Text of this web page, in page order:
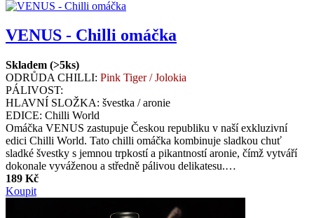
VENUS - Chilli omáčka
Skladem (>5ks)
ODRŮDA CHILLI: Pink Tiger / Jolokia
PÁLIVOST:
HLAVNÍ SLOŽKA: švestka / aronie
EDICE: Chilli World
Omáčka VENUS zastupuje Českou republiku v naší exkluzivní
edici Chilli World. Tato chilli omáčka kombinuje sladkou chuť
sladké švestky s jemnou trpkostí a pikantností aronie, čímž vytváří
dokonale vyváženou a středně pálivou delikatesu.…
189 Kč
Koupit